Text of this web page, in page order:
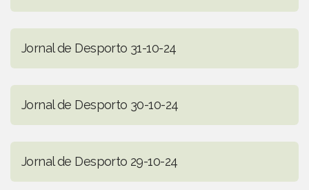
Jornal de Desporto 31-10-24
Jornal de Desporto 30-10-24
Jornal de Desporto 29-10-24